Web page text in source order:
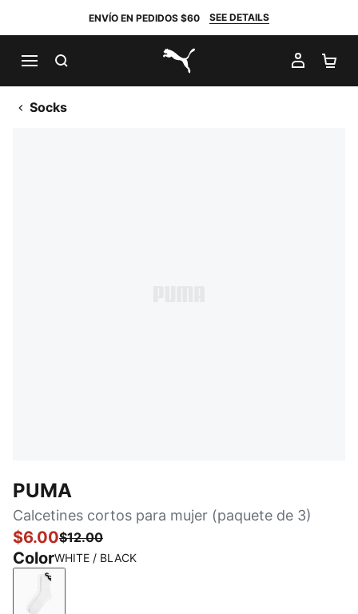
ENVÍO EN PEDIDOS $60 SEE DETAILS
PUMA.com
MI
Socks
PUMA
Calcetines cortos para mujer (paquete de 3)
$6.00$12.00
ColorWHITE / BLACK